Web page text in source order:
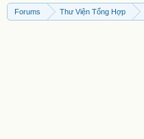
Forums Thư Viện Tổng Hợp